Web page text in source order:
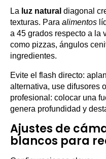
La luz natural diagonal
texturas. Para alimentos
a 45 grados respecto a la
como pizzas, ángulos
ingredientes.
Evite el flash directo:
alternativa, use difusores
profesional: colocar una
genera profundidad y
Ajustes de
blancos para